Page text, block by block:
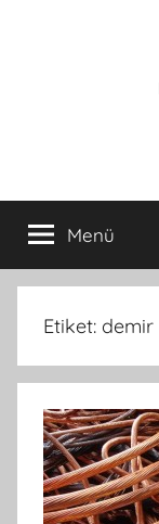
Menü
Etiket: demir